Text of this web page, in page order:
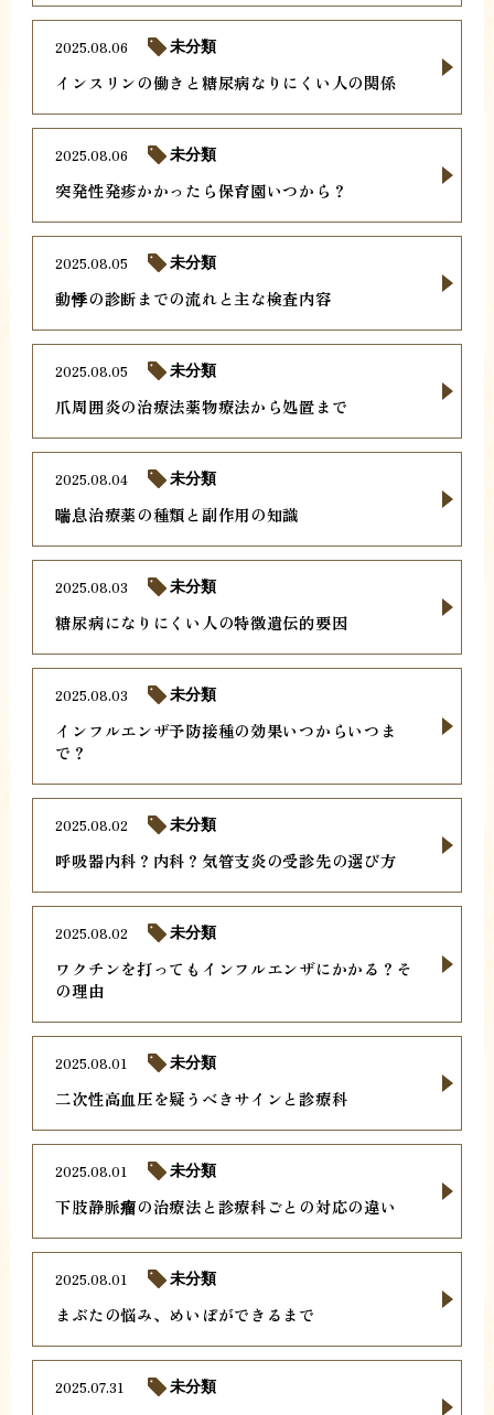
インスリンの働きと糖尿病なりにくい人の関係
2025.08.06 未分類
突発性発疹かかったら保育園いつから？
2025.08.06 未分類
動悸の診断までの流れと主な検査内容
2025.08.05 未分類
爪周囲炎の治療法薬物療法から処置まで
2025.08.05 未分類
喘息治療薬の種類と副作用の知識
2025.08.04 未分類
糖尿病になりにくい人の特徴遺伝的要因
2025.08.03 未分類
インフルエンザ予防接種の効果いつからいつま
で？
2025.08.03 未分類
呼吸器内科？内科？気管支炎の受診先の選び方
2025.08.02 未分類
ワクチンを打ってもインフルエンザにかかる？そ
の理由
2025.08.02 未分類
二次性高血圧を疑うべきサインと診療科
2025.08.01 未分類
下肢静脈瘤の治療法と診療科ごとの対応の違い
2025.08.01 未分類
まぶたの悩み、めいぼができるまで
2025.08.01 未分類
2025.07.31 未分類